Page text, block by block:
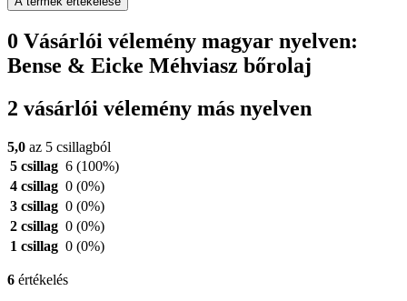
0 Vásárlói vélemény magyar nyelven:
Bense & Eicke Méhviasz bőrolaj
2 vásárlói vélemény más nyelven
5,0 az 5 csillagból
5 csillag 6 (100%)
4 csillag 0 (0%)
3 csillag 0 (0%)
2 csillag 0 (0%)
1 csillag 0 (0%)
6 értékelés